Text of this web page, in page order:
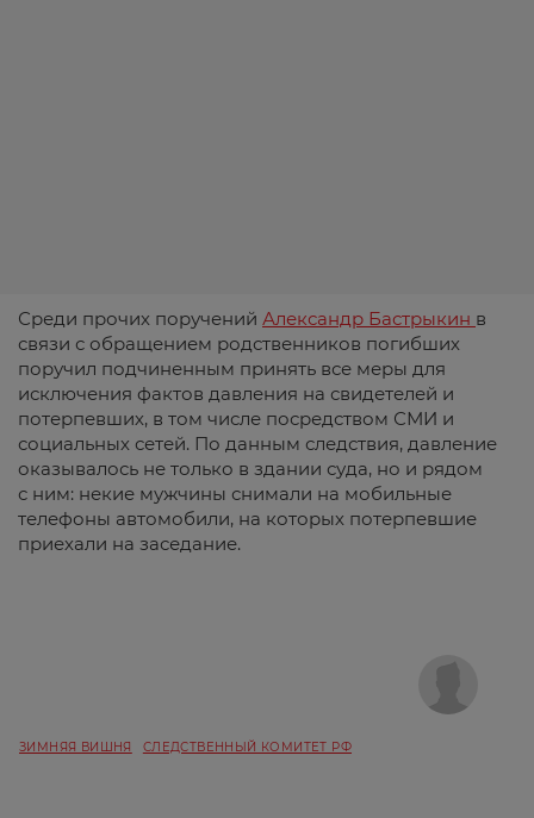
Среди прочих поручений Александр Бастрыкин в
связи с обращением родственников погибших
поручил подчиненным принять все меры для
исключения фактов давления на свидетелей и
потерпевших, в том числе посредством СМИ и
социальных сетей. По данным следствия, давление
оказывалось не только в здании суда, но и рядом
с ним: некие мужчины снимали на мобильные
телефоны автомобили, на которых потерпевшие
приехали на заседание.
ЗИМНЯЯ ВИШНЯ СЛЕДСТВЕННЫЙ КОМИТЕТ РФ